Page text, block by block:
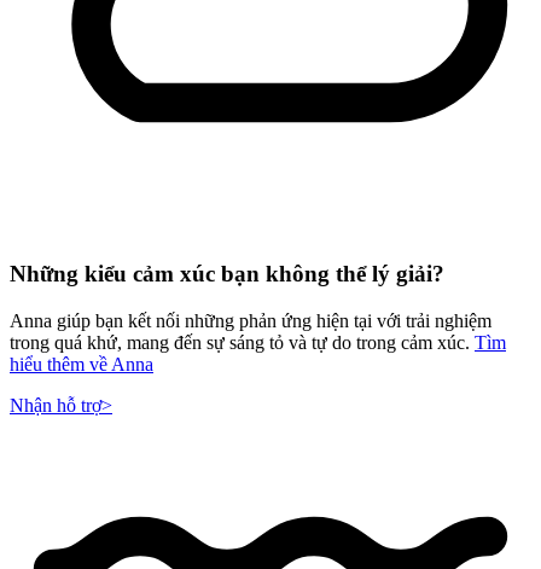
Những kiểu cảm xúc bạn không thể lý giải?
Anna giúp bạn kết nối những phản ứng hiện tại với trải nghiệm
trong quá khứ, mang đến sự sáng tỏ và tự do trong cảm xúc. Tìm
hiểu thêm về Anna
Nhận hỗ trợ>